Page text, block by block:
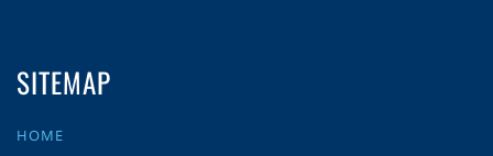
SITEMAP
HOME